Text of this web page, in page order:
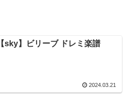
【sky】ビリーブ ドレミ楽譜
2024.03.21